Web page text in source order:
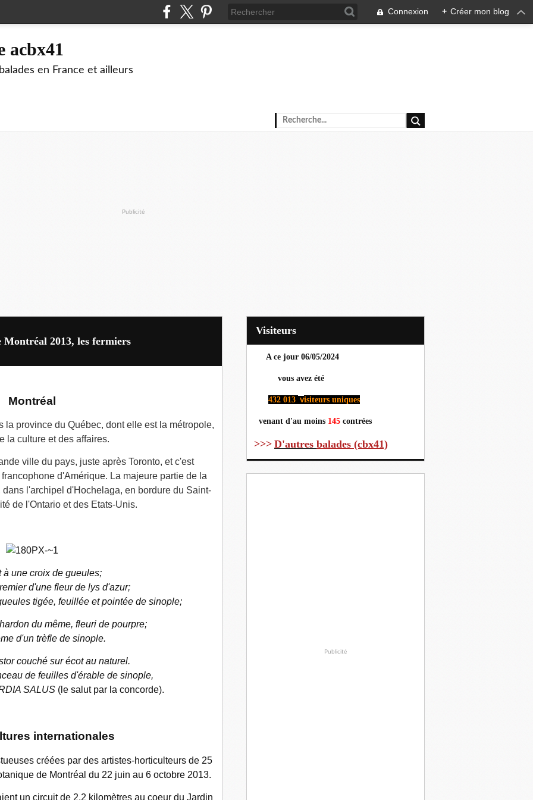
Connexion + Créer mon blog
acbx41
en France et ailleurs
Publicité
2013, les fermiers
Montréal
province du Québec, dont elle est la métropole,
la culture et des affaires.
ville du pays, juste après Toronto, et c'est
d'Amérique. La majeure partie de la
l'archipel d'Hochelaga, en bordure du Saint-
de l'Ontario et des Etats-Unis.
à une croix de gueules;
d'une fleur de lys d'azur;
tigée, feuillée et pointée de sinople;
du même, fleuri de pourpre;
d'un trèfle de sinople.
couché sur écot au naturel.
de feuilles d'érable de sinople,
SALUS(le salut par la concorde).
internationales
créées par des artistes-horticulteurs de 25
de Montréal du 22 juin au 6 octobre 2013.
un circuit de 2,2 kilomètres au coeur du Jardin
Visiteurs
A ce jour 06/05/2024
vous avez été
432 013 visiteurs uniques
venant d'au moins 145 contrées
>>> D'autres balades (cbx41)
Publicité